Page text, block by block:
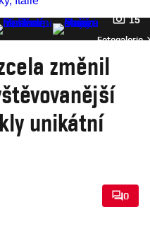
15
Fotogalerie
změnil
unikátní
0